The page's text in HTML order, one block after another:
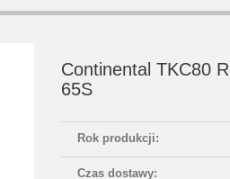
Continental TKC80
65S
Rok produkcji:
Czas dostawy: